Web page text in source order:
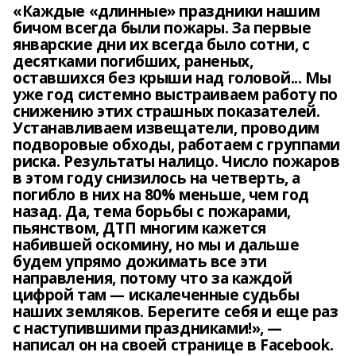
«Каждые «длинные» праздники нашим
бичом всегда были пожары. За первые
январские дни их всегда было сотни, с
десятками погибших, раненых,
оставшихся без крыши над головой... Мы
уже год системно выстраиваем работу по
снижению этих страшных показателей.
Устанавливаем извещатели, проводим
подворовые обходы, работаем с группами
риска. Результаты налицо. Число пожаров
в этом году снизилось на четверть, а
погибло в них на 80% меньше, чем год
назад. Да, тема борьбы с пожарами,
пьянством, ДТП многим кажется
набившей оскомину, но мы и дальше
будем упрямо дожимать все эти
направления, потому что за каждой
цифрой там — искалеченные судьбы
наших земляков. Берегите себя и еще раз
с наступившими праздниками!», —
написал он на своей странице в Facebook.